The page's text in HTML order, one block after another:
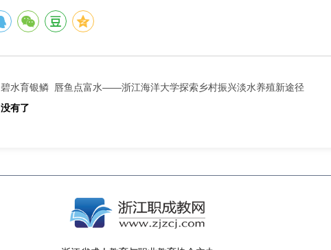
碧水育银鳞 唇鱼点富水——浙江海洋大学探索乡村振兴淡水养殖新途径
没有了